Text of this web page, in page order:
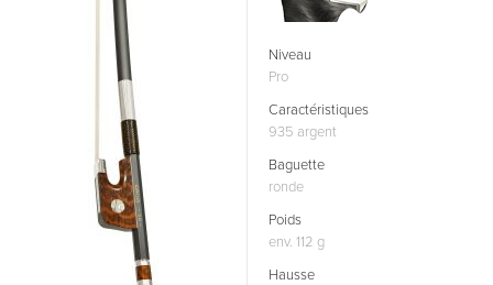
Niveau
Pro
Caractéristiques
935 argent
Baguette
ronde
Poids
env. 112 g
Hausse